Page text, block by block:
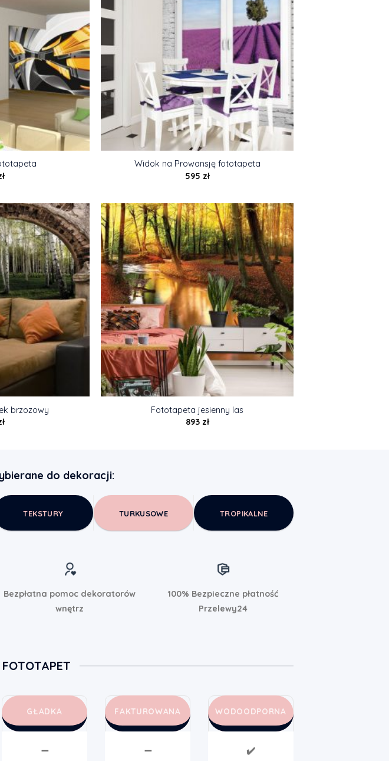
Widok na Prowansję fototapeta
595 zł
brzozowy
Fototapeta jesienny las
893 zł
do dekoracji:
TEKSTURY TURKUSOWE TROPIKALNE
Bezpłatna pomoc dekoratorów
wnętrz
100% Bezpieczne płatność
Przelewy24
GŁADKA
➖
FAKTUROWANA
➖
WODOODPORNA
✔️